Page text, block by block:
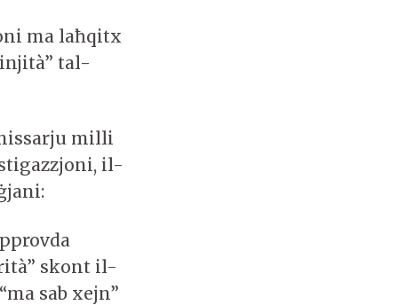
ma laħqitx
tal-
milli
il-
skont il-
sab xejn”